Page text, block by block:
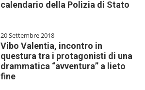
calendario della Polizia di Stato
20 Settembre 2018
Vibo Valentia, incontro in
questura tra i protagonisti di una
drammatica “avventura” a lieto
fine